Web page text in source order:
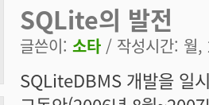
SQLite의 발전
글쓴이: 소타 / 작성시간: 월
SQLiteDBMS 개발을 일